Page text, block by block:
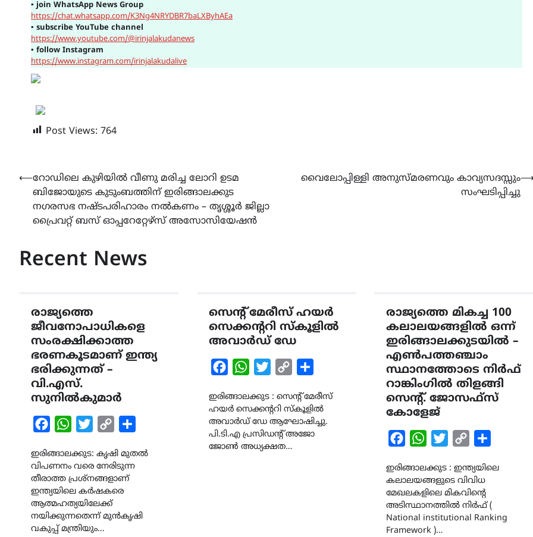
▪join WhatsApp News Group
https://chat.whatsapp.com/K3Ng4NRYDBR7baLXByhAEa
▪ subscribe YouTube channel
https://www.youtube.com/@irinjalakudanews
▪ follow Instagram
https://www.instagram.com/irinjalakudalive
Post Views: 764
Post
navigation
⟵റോഡിലെ കുഴിയിൽ വീണു മരിച്ച ലോറി ഉടമ
ബിജോയുടെ കുടുംബത്തിന് ഇരിങ്ങാലക്കുട
നഗരസഭ നഷ്ടപരിഹാരം നൽകണം – തൃശ്ശൂർ ജില്ലാ
പ്രൈവറ്റ് ബസ് ഓപ്പറേറ്റേഴ്സ് അസോസിയേഷൻ
വൈലോപ്പിള്ളി അനുസ്മരണവും കാവ്യസദസ്സും
സംഘടിപ്പിച്ചു
Recent News
രാജ്യത്തെ
ജീവനോപാധികളെ
സംരക്ഷിക്കാത്ത
ഭരണകൂടമാണ് ഇന്ത്യ
ഭരിക്കുന്നത് –
വി.എസ്.
സുനിൽകുമാർ
FacebookWhatsAppTwitterCopy
ഇരിങ്ങാലക്കുട: കൃഷി മുതൽ
വിപണനം വരെ നേരിടുന്ന
തീരാത്ത പ്രശ്നങ്ങളാണ്
ഇന്ത്യയിലെ കർഷകരെ
ആത്മഹത്യയിലേക്ക്
നയിക്കുന്നതെന്ന് മുൻകൃഷി
വകുപ്പ് മന്ത്രിയും…
സെന്റ് മേരീസ് ഹയർ
സെക്കന്ററി സ്കൂളിൽ
അവാർഡ് ഡേ
FacebookWhatsAppTwitterCopy
ഇരിങ്ങാലക്കുട : സെന്റ് മേരീസ്
ഹയർ സെക്കന്ററി സ്കൂളിൽ
അവാർഡ് ഡേ ആഘോഷിച്ചു.
പി.ടി.എ പ്രസിഡന്റ് അജോ
ജോൺ അധ്യക്ഷത…
രാജ്യത്തെ മികച്ച 100
കലാലയങ്ങളിൽ ഒന്ന്
ഇരിങ്ങാലക്കുടയിൽ –
എൺപത്തഞ്ചാം
സ്ഥാനത്തോടെ നിർഫ്
റാങ്കിംഗിൽ തിളങ്ങി
സെൻ്റ്. ജോസഫ്സ്
കോളേജ്
FacebookWhatsAppTwitterCopy
ഇരിങ്ങാലക്കുട : ഇന്ത്യയിലെ
കലാലയങ്ങളുടെ വിവിധ
മേഖലകളിലെ മികവിൻ്റെ
അടിസ്ഥാനത്തിൽ നിർഫ് (
National institutional Ranking
Framework )…